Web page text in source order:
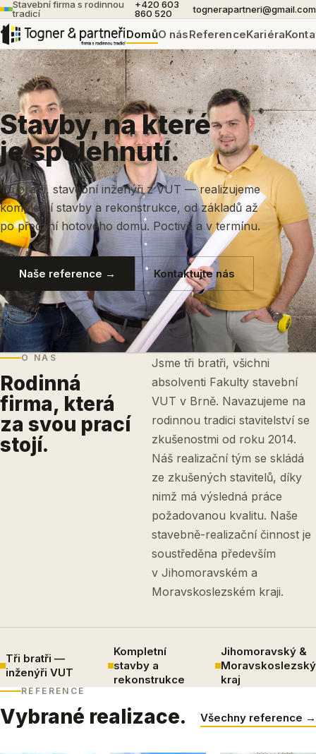
Stavební firma s rodinnou
tradicí
+420 603
860 520
tognerapartneri@gmail.com
DomůO násReferenceKariéra
Stavby, na které
je spolehnutí.
Tři bratři, stavební inženýři z VUT — realizujeme
kompletní stavby a rekonstrukce, od základů až
po předání hotového domu. Poctivě a v termínu.
Naše reference → Kontaktujte nás
O NÁS
Rodinná
firma, která
za svou prací
stojí.
Jsme tři bratři, všichni
absolventi Fakulty stavební
VUT v Brně. Navazujeme na
rodinnou tradici stavitelství se
zkušenostmi od roku 2014.
Náš realizační tým se skládá
ze zkušených stavitelů, díky
nimž má výsledná práce
požadovanou kvalitu. Naše
stavebně-realizační činnost je
soustředěna především
v Jihomoravském a
Moravskoslezském kraji.
Tři bratři —
inženýři VUT
Kompletní
stavby a
rekonstrukce
Jihomoravský &
Moravskoslezský
kraj
REFERENCE
Vybrané realizace. Všechny reference →